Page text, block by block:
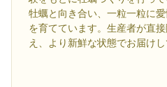
牡蠣と向き合い、一粒一粒に
を育てています。生産者が直
え、より新鮮な状態でお届けし